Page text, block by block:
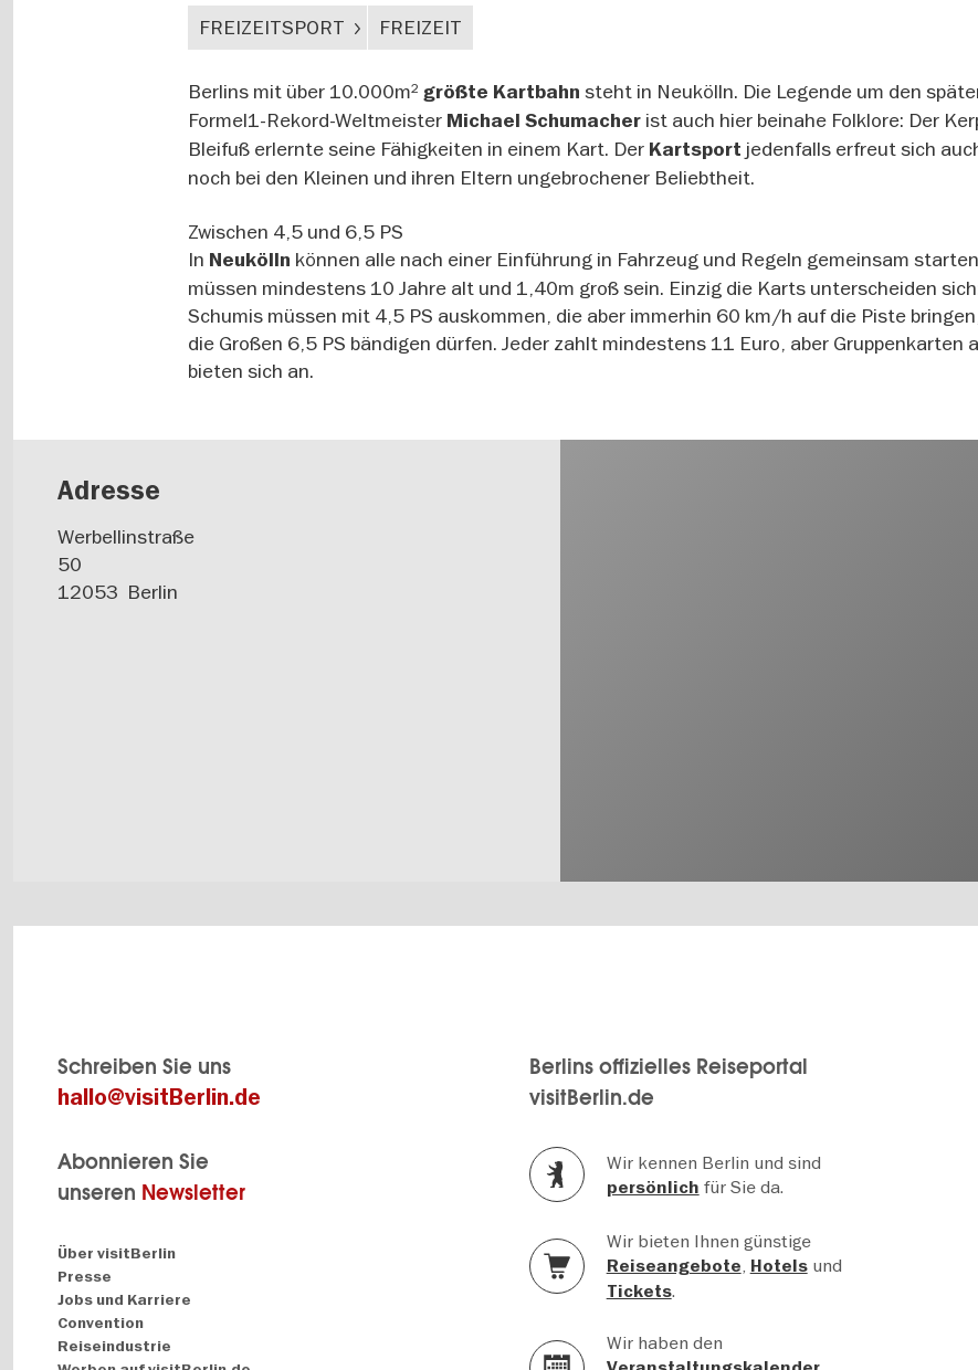
FREIZEITSPORT FREIZEIT
Berlins mit über 10.000m² größte Kartbahn steht in Neukölln. Die Legende um den
Formel1-Rekord-Weltmeister Michael Schumacher ist auch hier beinahe Folklore: Der
Bleifuß erlernte seine Fähigkeiten in einem Kart. Der Kartsport jedenfalls erfreut sich
noch bei den Kleinen und ihren Eltern ungebrochener Beliebtheit.
Zwischen 4,5 und 6,5 PS
In Neukölln können alle nach einer Einführung in Fahrzeug und Regeln gemeinsam
müssen mindestens 10 Jahre alt und 1,40m groß sein. Einzig die Karts unterscheiden
Schumis müssen mit 4,5 PS auskommen, die aber immerhin 60 km/h auf die Piste
die Großen 6,5 PS bändigen dürfen. Jeder zahlt mindestens 11 Euro, aber Gruppenkarten
bieten sich an.
Adresse
Werbellinstraße
50
12053 Berlin
Schreiben Sie uns
hallo@visitBerlin.de
Abonnieren Sie
unseren Newsletter
Navigation:
About
Über visitBerlin
Presse
Jobs und Karriere
Convention
Reiseindustrie
Berlins offizielles Reiseportal
visitBerlin.de
Wir kennen Berlin und sind
persönlich für Sie da.
Wir bieten Ihnen günstige
Reiseangebote, Hotelsund
Tickets.
Wir haben den